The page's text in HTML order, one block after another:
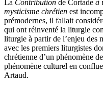
La Contribution de Cortade à
mysticisme chrétien est
prémodernes, il fallait
qui ont réinventé la liturgie
liturgie à partir de l’enjeu des
avec les premiers liturgistes
chrétienne d’un phénomène
phénomène culturel en
Artaud.